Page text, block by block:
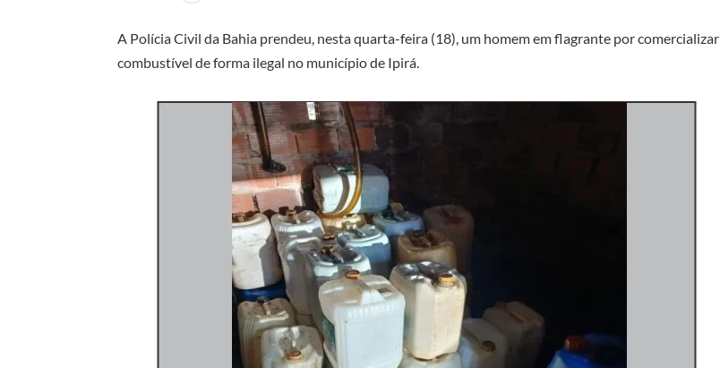
A Polícia Civil da Bahia prendeu, nesta quarta-feira (18), um homem em flagrante por comercializar
combustível de forma ilegal no município de Ipirá.